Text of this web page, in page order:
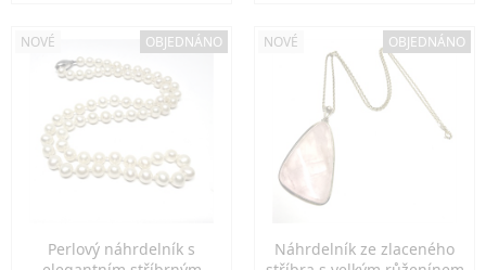
NOVÉ OBJEDNÁNO
Perlový náhrdelník s
NOVÉ OBJEDNÁNO
Náhrdelník ze zlaceného